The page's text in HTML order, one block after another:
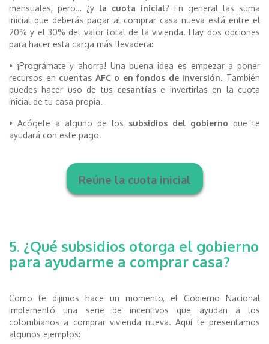
mensuales, pero… ¿y la cuota inicial? En general las suma
inicial que deberás pagar al comprar casa nueva está entre el
20% y el 30% del valor total de la vivienda. Hay dos opciones
para hacer esta carga más llevadera:
• ¡Prográmate y ahorra! Una buena idea es empezar a poner
recursos en cuentas AFC o en fondos de inversión. También
puedes hacer uso de tus cesantías e invertirlas en la cuota
inicial de tu casa propia.
• Acógete a alguno de los subsidios del gobierno que te
ayudará con este pago.
Reúne la cuota inicial
5. ¿Qué subsidios otorga el gobierno
para ayudarme a comprar casa?
Como te dijimos hace un momento, el Gobierno Nacional
implementó una serie de incentivos que ayudan a los
colombianos a comprar vivienda nueva. Aquí te presentamos
algunos ejemplos: